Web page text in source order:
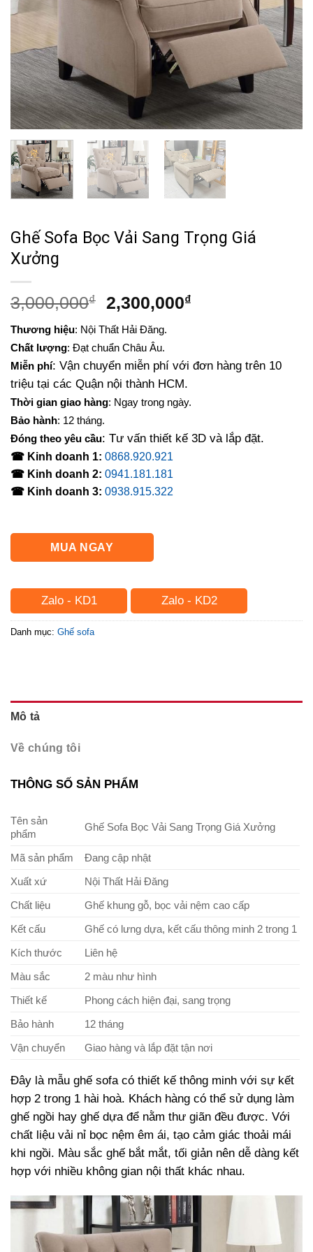
Ghế Sofa Bọc Vải Sang Trọng Giá
Xưởng
3,000,000₫
Giá
là:
3,000,000₫.
2,300,000₫Giá
2,300,000₫.
Thương hiệu: Nội Thất Hải Đăng.
Chất lượng: Đạt chuẩn Châu Âu.
Miễn phí: Vận chuyển miễn phí với đơn hàng trên 10
triệu tại các Quận nội thành HCM.
Thời gian giao hàng: Ngay trong ngày.
Bảo hành: 12 tháng.
Đóng theo yêu cầu: Tư vấn thiết kế 3D và lắp đặt.
☎ Kinh doanh 1: 0868.920.921
☎ Kinh doanh 2: 0941.181.181
☎ Kinh doanh 3: 0938.915.322
MUA NGAY
Zalo - KD1 Zalo - KD2
Danh mục: Ghế sofa
Mô tả
Về chúng tôi
THÔNG SỐ SẢN PHẨM
Tên sản
phẩm
Ghế Sofa Bọc Vải Sang Trọng Giá Xưởng
Mã sản phẩm
Đang cập nhật
Xuất xứ
Nội Thất Hải Đăng
Chất liệu
Ghế khung gỗ, bọc vải nệm cao cấp
Kết cấu
Ghế có lưng dựa, kết cấu thông minh 2 trong 1
Kích thước
Liên hệ
Màu sắc
2 màu như hình
Thiết kế
Phong cách hiện đại, sang trọng
Bảo hành
12 tháng
Vận chuyển
Giao hàng và lắp đặt tận nơi
Đây là mẫu ghế sofa có thiết kế thông minh với sự kết
hợp 2 trong 1 hài hoà. Khách hàng có thể sử dụng làm
ghế ngồi hay ghế dựa để nằm thư giãn đều được. Với
chất liệu vải nỉ bọc nệm êm ái, tạo cảm giác thoải mái
khi ngồi. Màu sắc ghế bắt mắt, tối giản nên dễ dàng kết
hợp với nhiều không gian nội thất khác nhau.